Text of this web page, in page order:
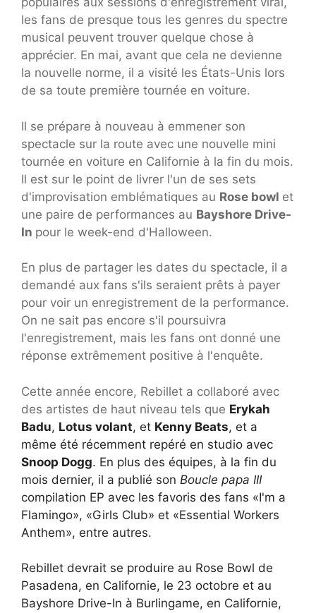
les fans de presque tous les genres du spectre
musical peuvent trouver quelque chose à
apprécier. En mai, avant que cela ne devienne
la nouvelle norme, il a visité les États-Unis lors
de sa toute première tournée en voiture.
Il se prépare à nouveau à emmener son
spectacle sur la route avec une nouvelle mini
tournée en voiture en Californie à la fin du mois.
Il est sur le point de livrer l'un de ses sets
d'improvisation emblématiques au Rose bowl et
une paire de performances au Bayshore Drive-
In pour le week-end d'Halloween.
En plus de partager les dates du spectacle, il a
demandé aux fans s'ils seraient prêts à payer
pour voir un enregistrement de la performance.
On ne sait pas encore s'il poursuivra
l'enregistrement, mais les fans ont donné une
réponse extrêmement positive à l'enquête.
Cette année encore, Rebillet a collaboré avec
des artistes de haut niveau tels que Erykah
Badu, Lotus volant, et Kenny Beats, et a
même été récemment repéré en studio avec
Snoop Dogg. En plus des équipes, à la fin du
mois dernier, il a publié son Boucle papa III
compilation EP avec les favoris des fans «I'm a
Flamingo», «Girls Club» et «Essential Workers
Anthem», entre autres.
Rebillet devrait se produire au Rose Bowl de
Pasadena, en Californie, le 23 octobre et au
Bayshore Drive-In à Burlingame, en Californie,